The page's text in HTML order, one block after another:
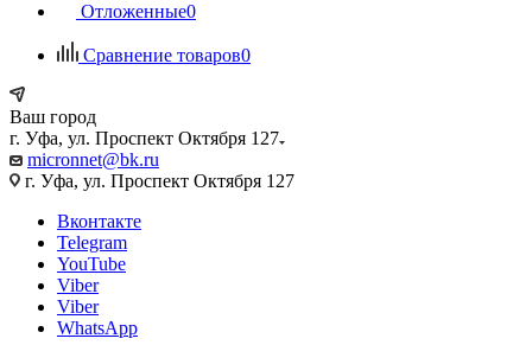
Отложенные0
Сравнение товаров0
Ваш город
г. Уфа, ул. Проспект Октября 127
micronnet@bk.ru
г. Уфа, ул. Проспект Октября 127
Вконтакте
Telegram
YouTube
Viber
Viber
WhatsApp